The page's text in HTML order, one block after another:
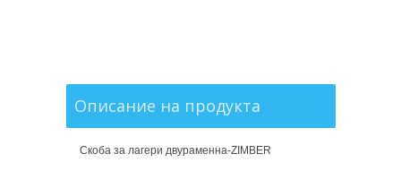
Описание на продукта
Скоба за лагери двураменна-ZIMBER